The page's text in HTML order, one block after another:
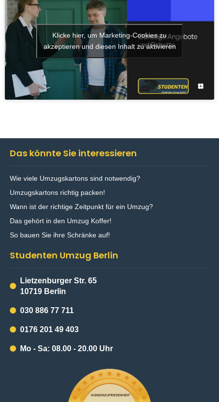
Klicke hier, um Marketing-Cookies zu
akzeptieren und diesen Inhalt zu aktivieren
Das könnte Sie interessieren
Wie viele Umzugskartons sind notwendig?
Umzugskartons richtig packen!
Wann ist der richtige Zeitpunkt für ein Umzug?
Das gehört in den Umzug Koffer!
So bauen Sie ihre Schränke auf!
Studenten Umzug Berlin
Lietzenburger Str. 65
10719 Berlin
030 886 77 711
0176 201 49 403
Mo - Sa: 08.00 - 20.00 Uhr